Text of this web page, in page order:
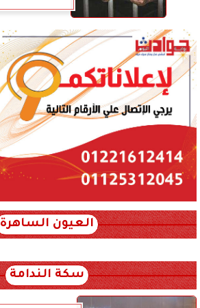
العيون الساهرة
سكة الندامة